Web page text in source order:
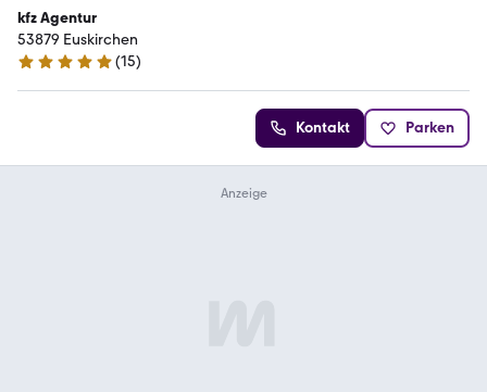
kfz Agentur
53879 Euskirchen
5 Sterne
(15)
Kontakt Parken